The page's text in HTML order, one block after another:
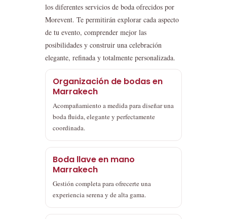
los diferentes servicios de boda ofrecidos por
Morevent. Te permitirán explorar cada aspecto
de tu evento, comprender mejor las
posibilidades y construir una celebración
elegante, refinada y totalmente personalizada.
Organización de bodas en
Marrakech
Acompañamiento a medida para diseñar una
boda fluida, elegante y perfectamente
coordinada.
Boda llave en mano
Marrakech
Gestión completa para ofrecerte una
experiencia serena y de alta gama.